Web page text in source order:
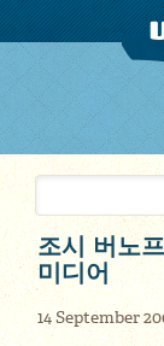
조시 버노
미디어
14 September